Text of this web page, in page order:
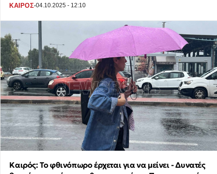
ΚΑΙΡΟΣ·04.10.2025 - 12:10
Καιρός: Το φθινόπωρο έρχεται για να μείνει - Δυνατές